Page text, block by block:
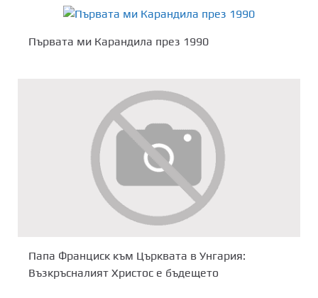
Първата ми Карандила през 1990
Папа Франциск към Църквата в Унгария:
Възкръсналият Христос е бъдещето